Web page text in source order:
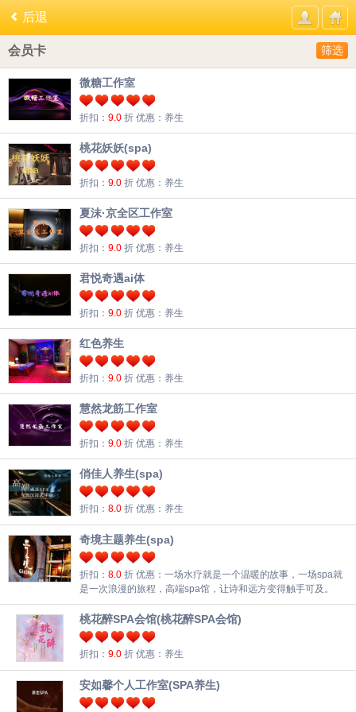
后退
筛选
会员卡
微糖工作室
折扣： 9.0 折 优惠：养生
桃花妖妖(spa)
折扣： 9.0 折 优惠：养生
夏沫·京全区工作室
折扣： 9.0 折 优惠：养生
君悦奇遇ai体
折扣： 9.0 折 优惠：养生
红色养生
折扣： 9.0 折 优惠：养生
慧然龙筋工作室
折扣： 9.0 折 优惠：养生
俏佳人养生(spa)
折扣： 8.0 折 优惠：养生
奇境主题养生(spa)
折扣： 8.0 折 优惠：一场水疗就是一个温暖的故事，一场spa就
是一次浪漫的旅程，高端spa馆，让诗和远方变得触手可及。
桃花醉SPA会馆(桃花醉SPA会馆)
折扣： 9.0 折 优惠：养生
安如馨个人工作室(SPA养生)